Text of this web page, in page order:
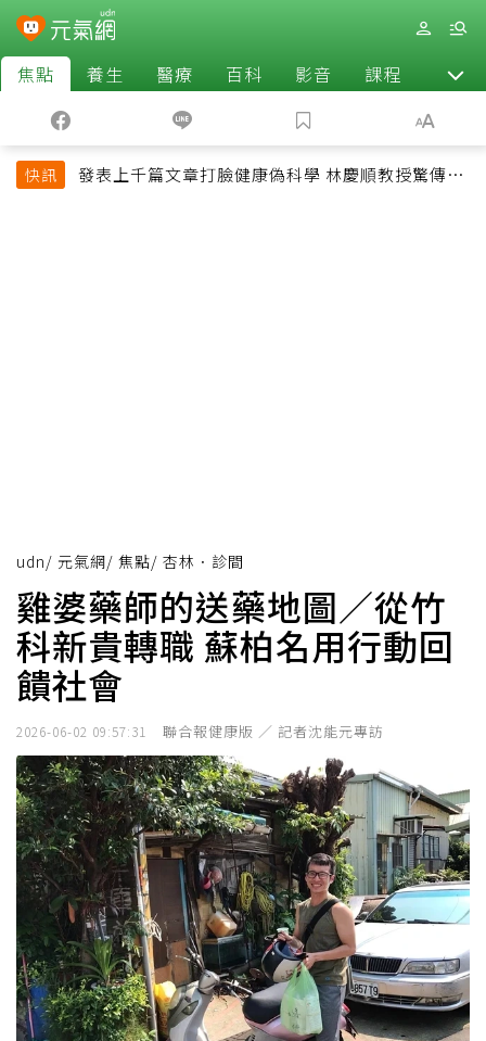
焦點 養生 醫療 百科 影音 課程 退休
快訊
發表上千篇文章打臉健康偽科學 林慶順教授驚傳意
udn/ 元氣網/ 焦點/ 杏林．診間
雞婆藥師的送藥地圖／從竹
科新貴轉職 蘇柏名用行動回
饋社會
2026-06-02 09:57:31 聯合報健康版 ／ 記者沈能元專訪